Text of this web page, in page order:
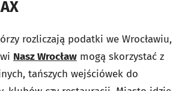
rozliczają podatki we Wrocławiu,
Nasz Wrocław mogą skorzystać z
tańszych wejściówek do